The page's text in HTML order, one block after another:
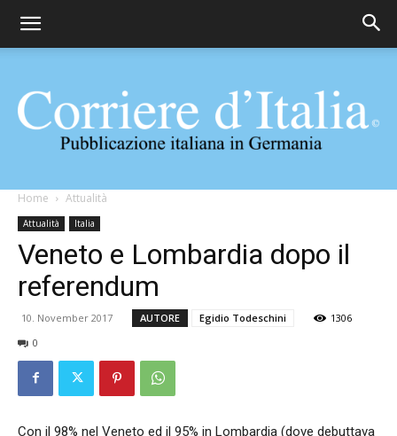
Corriere
d'Italia
Home Attualità
Attualità Italia
Veneto e Lombardia dopo il
referendum
10. November 2017 AUTORE Egidio Todeschini
1306
0
Con il 98% nel Veneto ed il 95% in Lombardia (dove debuttava